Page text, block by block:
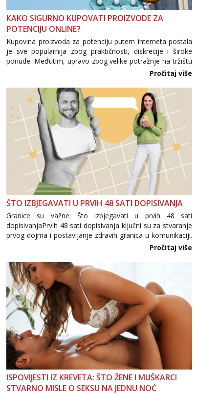
tel:0,93€ - mob:1,12€ min
Anđela
Čekam tvoj poziv!
Tel: 064/677-677
- Kod: #142
tel:0,93€ - mob:1,12€ min
KAKO SIGURNO KUPOVATI PROIZVODE ZA
POTENCIJU ONLINE?
Kupovina proizvoda za potenciju putem interneta postala
je sve popularnija zbog praktičnosti, diskrecije i široke
ponude. Međutim, upravo zbog velike potražnje na tržištu
se pojavljuju i brojni krivotvoreni proizvodi, nepouzdane
internetske trgovine te proizvodi nepoznatog podrijetla. ...
Pročitaj više
ŠTO IZBJEGAVATI U PRVIH 48 SATI DOPISIVANJA
Granice su važne: Što izbjegavati u prvih 48 sati
dopisivanjaPrvih 48 sati dopisivanja ključni su za stvaranje
prvog dojma i postavljanje zdravih granica u komunikaciji.
Važno je izbjeći prebrzo otkrivanje osobnih ili intimnih
informacija, jer nepoznata osoba još nije zaslužila to
povjerenje. Takođe...
Pročitaj više
ISPOVIJESTI IZ KREVETA: ŠTO ŽENE I MUŠKARCI
STVARNO MISLE O SEKSU NA JEDNU NOĆ